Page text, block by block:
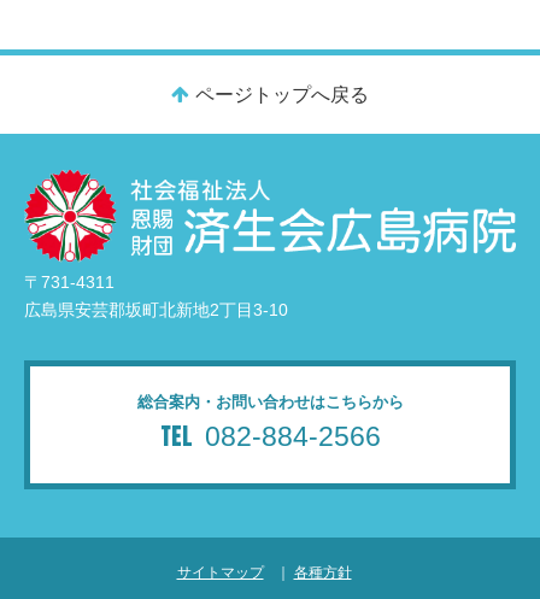
ページトップへ戻る
〒731-4311
広島県安芸郡坂町北新地2丁目3-10
総合案内・お問い合わせはこちらから
082-884-2566
サイトマップ 各種方針